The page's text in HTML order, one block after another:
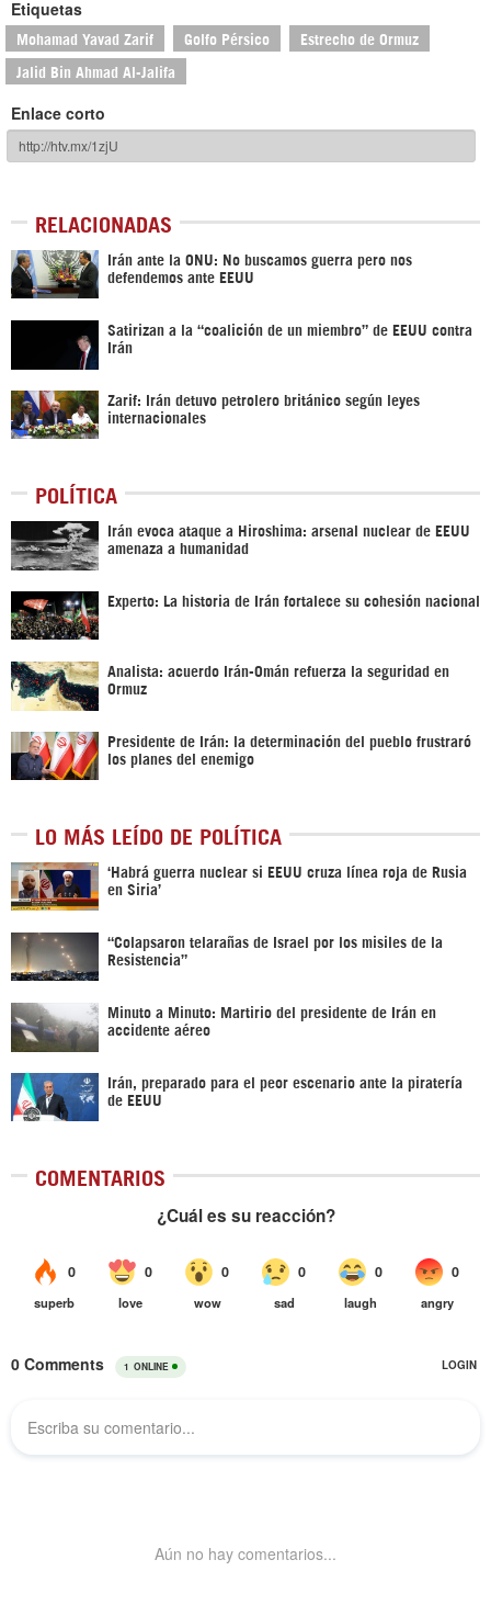
Etiquetas
Mohamad Yavad Zarif Golfo Pérsico Estrecho de Ormuz
Jalid Bin Ahmad Al-Jalifa
Enlace corto
RELACIONADAS
Irán ante la ONU: No buscamos guerra pero nos
defendemos ante EEUU
Satirizan a la “coalición de un miembro” de EEUU contra
Irán
Zarif: Irán detuvo petrolero británico según leyes
internacionales
POLÍTICA
Irán evoca ataque a Hiroshima: arsenal nuclear de EEUU
amenaza a humanidad
Experto: La historia de Irán fortalece su cohesión nacional
Analista: acuerdo Irán-Omán refuerza la seguridad en
Ormuz
Presidente de Irán: la determinación del pueblo frustraró
los planes del enemigo
LO MÁS LEÍDO DE POLÍTICA
‎‘Habrá guerra nuclear si EEUU cruza línea roja de Rusia
en Siria’‎
“Colapsaron telarañas de Israel por los misiles de la
Resistencia”
Minuto a Minuto: Martirio del presidente de Irán en
accidente aéreo
Irán, preparado para el peor escenario ante la piratería
de EEUU
COMENTARIOS